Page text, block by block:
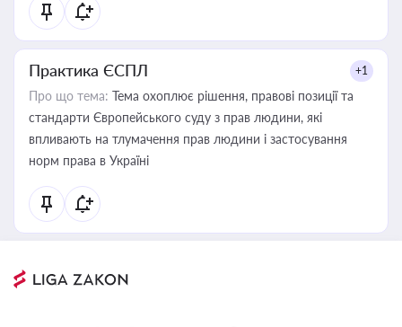
Практика ЄСПЛ +1
Про що тема: Тема охоплює рішення, правові позиції та
стандарти Європейського суду з прав людини, які
впливають на тлумачення прав людини і застосування
норм права в Україні